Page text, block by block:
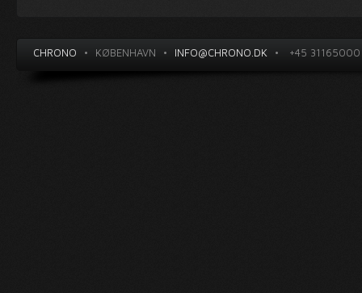
CHRONO • KØBENHAVN • INFO@CHRONO.DK • +45 31165000